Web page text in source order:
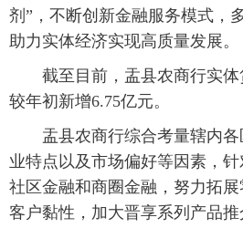
剂”，不断创新金融服务模式，
助力实体经济实现高质量发展。
截至目前，盂县农商行实体
较年初新增6.75亿元。
盂县农商行综合考量辖内各
业特点以及市场偏好等因素，
社区金融和商圈金融，努力拓
客户黏性，加大晋享系列产品